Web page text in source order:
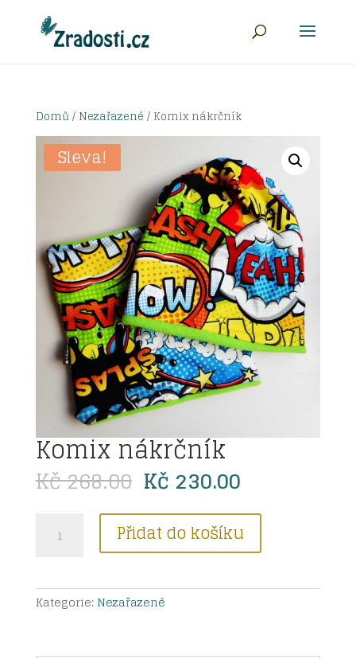
Domů/ Nezařazené / Komix nákrčník
Sleva!
Komix nákrčník
Kč268.00 Původní
cena
byla:
Kč 268.00.
Kč 230.00Aktuální
cena
je:
Kč 230.00.
nákrčník
Přidat do košíku
Kategorie: Nezařazené